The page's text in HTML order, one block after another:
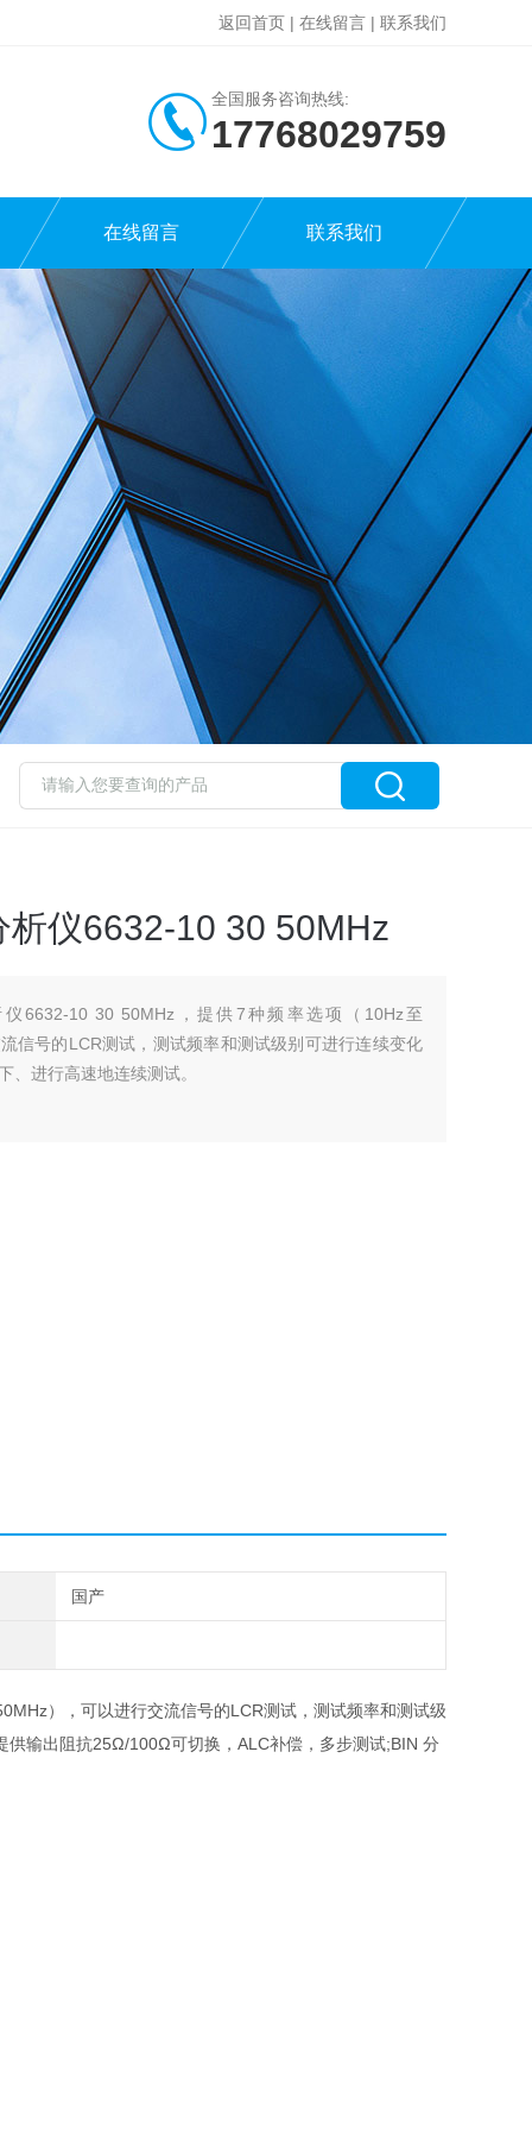
返回首页 | 在线留言 | 联系我们
全国服务咨询热线:
17768029759
在线留言 联系我们
仪6632-10 30 50MHz
6632-10 30 50MHz，提供7种频率选项（10Hz至
信号的LCR测试，测试频率和测试级别可进行连续变化
、进行高速地连续测试。
国产
），可以进行交流信号的LCR测试，测试频率和测试级
供输出阻抗25Ω/100Ω可切换，ALC补偿，多步测试;BIN 分